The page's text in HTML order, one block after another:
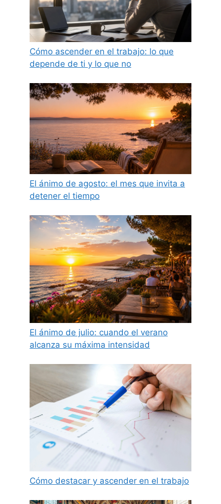
Cómo ascender en el trabajo: lo que
depende de ti y lo que no
El ánimo de agosto: el mes que invita a
detener el tiempo
El ánimo de julio: cuando el verano
alcanza su máxima intensidad
Cómo destacar y ascender en el trabajo